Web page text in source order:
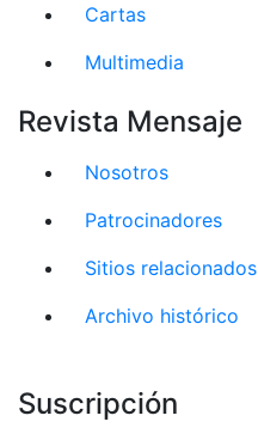
Cartas
Multimedia
Revista Mensaje
Nosotros
Patrocinadores
Sitios relacionados
Archivo histórico
Suscripción